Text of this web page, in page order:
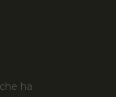
ha